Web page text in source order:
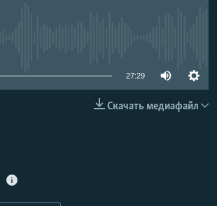
27:29
Скачать медиафайл